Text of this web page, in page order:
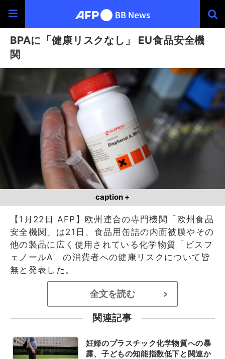
BPAに「健康リスクなし」 EU食品安全機
関
caption +
【1月22日 AFP】欧州連合の専門機関「欧州食品
安全機関」は21日、食品用缶詰の内面被膜やその
他の製品に広く使用されている化学物質「ビスフ
ェノールA」の消費者への健康リスクについて皆
無と発表した。
全文を読む >
関連記事
妊婦のプラスチック化学物質への暴
露、子どもの知能指数低下と関連か